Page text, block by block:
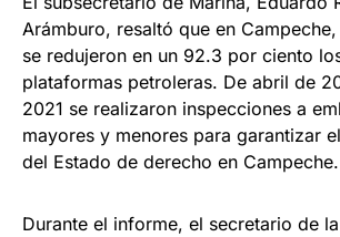
Arámburo, resaltó que en
se redujeron en un 92.3 por ciento
plataformas petroleras. De abril de
2021 se realizaron inspecciones a
mayores y menores para garantizar
del Estado de derecho en Campeche.
Durante el informe, el secretario de